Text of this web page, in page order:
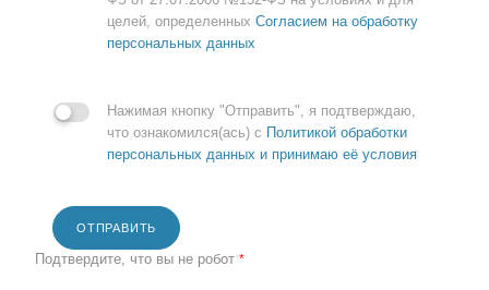
целей, определенных Согласием на обработку
персональных данных
Нажимая кнопку "Отправить", я подтверждаю,
что ознакомился(ась) с Политикой обработки
персональных данных и принимаю её условия
ОТПРАВИТЬ
Подтвердите, что вы не робот *